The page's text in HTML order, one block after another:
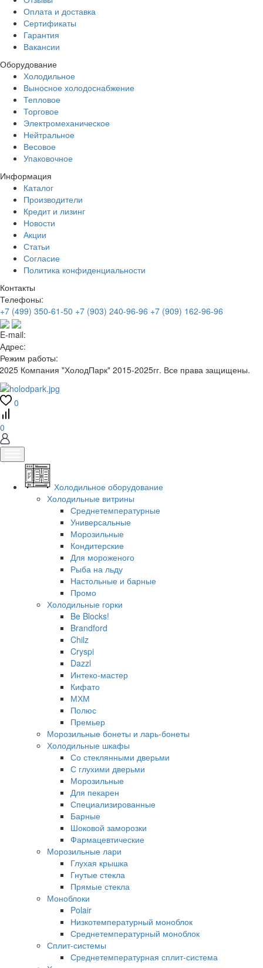
Оплата и доставка
Сертификаты
Гарантия
Вакансии
Оборудование
Холодильное
Выносное холодоснабжение
Тепловое
Торговое
Электромеханическое
Нейтральное
Весовое
Упаковочное
Информация
Каталог
Производители
Кредит и лизинг
Новости
Акции
Статьи
Согласие
Политика конфиденциальности
Контакты
Телефоны:
+7 (499) 350-61-50 +7 (903) 240-96-96 +7 (909) 162-96-96
E-mail:
Адрес:
Режим работы:
Компания "ХолодПарк" 2015-2025гг. Все права защищены.
0
0
Холодильное оборудование
Холодильные витрины
Среднетемпературные
Универсальные
Морозильные
Кондитерские
Для мороженого
Рыба на льду
Настольные и барные
Промо
Холодильные горки
Be Blocks!
Brandford
Chilz
Cryspi
Dazzl
Интеко-мастер
Кифато
МХМ
Полюс
Премьер
Морозильные бонеты и ларь-бонеты
Холодильные шкафы
Со стеклянными дверьми
С глухими дверьми
Морозильные
Для пекарен
Специализированные
Барные
Шоковой заморозки
Фармацевтические
Морозильные лари
Глухая крышка
Гнутые стекла
Прямые стекла
Моноблоки
Polair
Низкотемпературный моноблок
Среднетемпературный моноблок
Сплит-системы
Среднетемпературная сплит-система